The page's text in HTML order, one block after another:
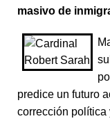
masivo de
predice un futuro
corrección política